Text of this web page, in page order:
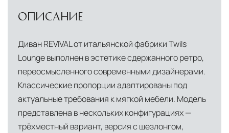
ОПИСАНИЕ
Диван REVIVAL от итальянской фабрики Twils
Lounge выполнен в эстетике сдержанного ретро,
переосмысленного современными дизайнерами.
Классические пропорции адаптированы под
актуальные требования к мягкой мебели. Модель
представлена в нескольких конфигурациях —
трёхместный вариант, версия с шезлонгом,